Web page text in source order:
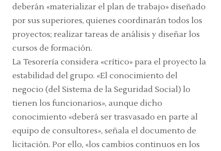
deberán «materializar el plan de trabajo» diseñado
por sus superiores, quienes coordinarán todos los
proyectos; realizar tareas de análisis y diseñar los
cursos de formación.
La Tesorería considera «crítico» para el proyecto la
estabilidad del grupo. «El conocimiento del
negocio (del Sistema de la Seguridad Social) lo
tienen los funcionarios», aunque dicho
conocimiento «deberá ser trasvasado en parte al
equipo de consultores», señala el documento de
licitación. Por ello, «los cambios continuos en los